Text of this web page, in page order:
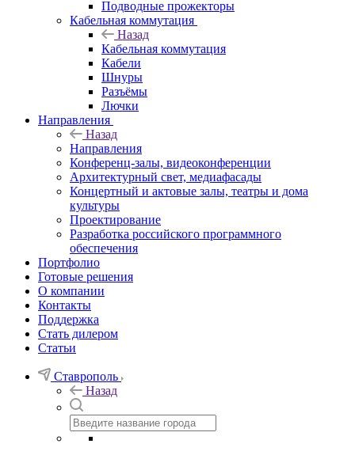
Подводные прожекторы
Кабельная коммутация
Назад
Кабельная коммутация
Кабели
Шнуры
Разъёмы
Лючки
Направления
Назад
Направления
Конференц-залы, видеоконференции
Архитектурный свет, медиафасады
Концертный и актовые залы, театры и дома
культуры
Проектирование
Разработка российского программного
обеспечения
Портфолио
Готовые решения
О компании
Контакты
Поддержка
Стать дилером
Статьи
Ставрополь
Назад